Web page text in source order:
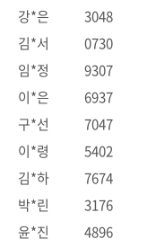
강*은 3048
김*서 0730
임*정 9307
이*은 6937
구*선 7047
이*령 5402
김*하 7674
박*린 3176
윤*진 4896